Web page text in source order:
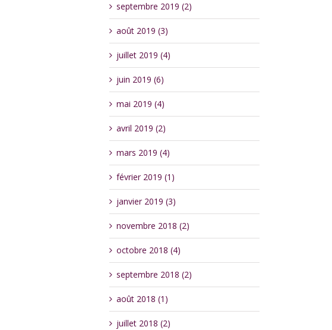
septembre 2019 (2)
août 2019 (3)
juillet 2019 (4)
juin 2019 (6)
mai 2019 (4)
avril 2019 (2)
mars 2019 (4)
février 2019 (1)
janvier 2019 (3)
novembre 2018 (2)
octobre 2018 (4)
septembre 2018 (2)
août 2018 (1)
juillet 2018 (2)